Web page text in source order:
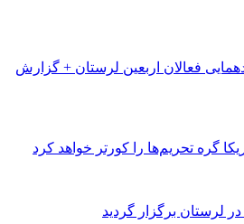
فعالان اربعین لرستان + گزارش
گره تحریم‌ها را کورتر خواهد کرد
لرستان برگزار گردید